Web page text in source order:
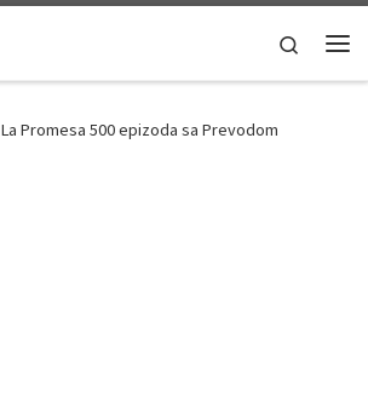
Search
La Promesa 500 epizoda sa Prevodom